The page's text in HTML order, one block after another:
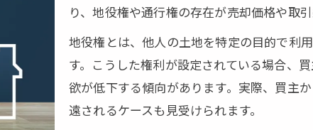
権利設定済み土地を売る際の落とし穴
市の不動産売却で地役権を確認
み土地の売却トラブル事例と対策
と通行地役権の違いを理解しよう
地売却時の買主への説明ポイント
り、地役権や通行権の存在が売却価格や取
地役権とは、他人の土地を特定の目的で利
す。こうした権利が設定されている場合、
欲が低下する傾向があります。実際、買主
遠されるケースも見受けられます。